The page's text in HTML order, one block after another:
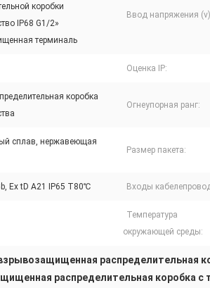
коробки
IP68 G1/2»
терминаль
Ввод напряжения
Оценка IP:
коробка
Огнеупорная ранг:
сплав, нержавеющая
Размер пакета:
Ex tD A21 IP65 T80℃ Входы
Температура
окружающей среды:
распределительная
распределительная коробка с